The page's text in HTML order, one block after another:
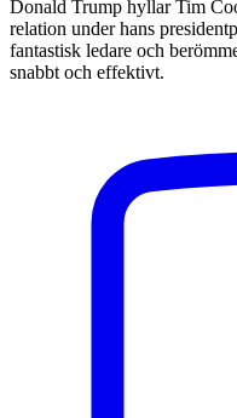
Donald Trump hyllar Tim
relation under hans
fantastisk ledare och
snabbt och effektivt.